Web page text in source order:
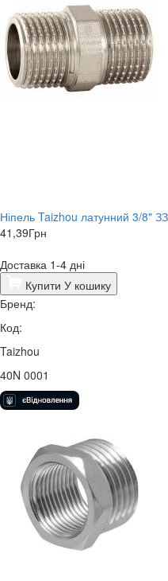
Ніпель Taizhou латунний 3/8" ЗЗ
41,39Грн
Доставка 1-4 дні
Купити У кошику
Бренд:
Код:
Taizhou
40N 0001